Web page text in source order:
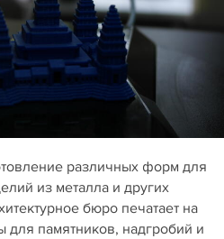
различных форм для
из металла и других
бюро печатает на
для памятников, надгробий и